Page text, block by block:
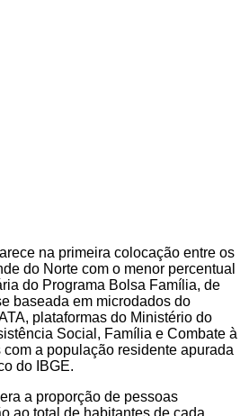
na primeira colocação entre os
do Norte com o menor percentual
do Programa Bolsa Família, de
baseada em microdados do
plataformas do Ministério do
Social, Família e Combate à
com a população residente apurada
do IBGE.
a proporção de pessoas
ao total de habitantes de cada